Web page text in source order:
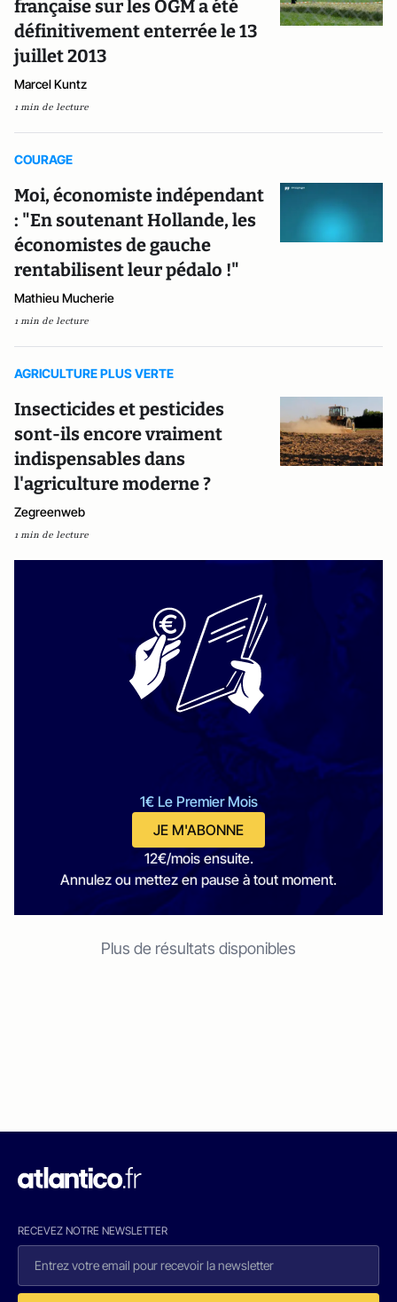
française sur les OGM a été
définitivement enterrée le 13
juillet 2013
Marcel Kuntz
1 min de lecture
COURAGE
Moi, économiste indépendant
: "En soutenant Hollande, les
économistes de gauche
rentabilisent leur pédalo !"
Mathieu Mucherie
1 min de lecture
AGRICULTURE PLUS VERTE
Insecticides et pesticides
sont-ils encore vraiment
indispensables dans
l'agriculture moderne ?
Zegreenweb
1 min de lecture
1€ Le Premier Mois
JE M'ABONNE
12€/mois ensuite.
Annulez ou mettez en pause à tout moment.
Plus de résultats disponibles
RECEVEZ NOTRE NEWSLETTER